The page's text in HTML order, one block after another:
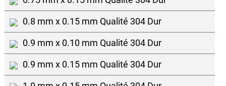
0.8 mm x 0.15 mm Qualité 304 Dur
0.9 mm x 0.10 mm Qualité 304 Dur
0.9 mm x 0.15 mm Qualité 304 Dur